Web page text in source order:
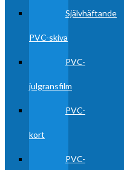
Självhäftande
PVC-skiva
PVC-
julgransfilm
PVC-
kort
PVC-